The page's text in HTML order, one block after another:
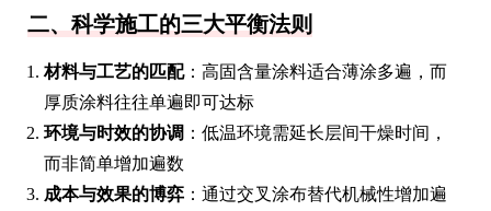
二、科学施工的三大平衡法则
材料与工艺的匹配：高固含量涂料适合薄涂多遍，而
厚质涂料往往单遍即可达标
环境与时效的协调 ：低温环境需延长层间干燥时间，
而非简单增加遍数
成本与效果的博弈 ：通过交叉涂布替代机械性增加遍